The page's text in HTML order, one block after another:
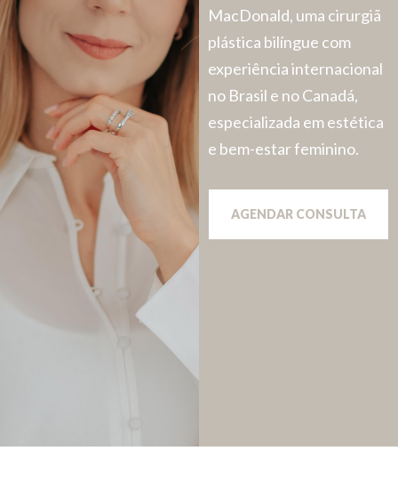
MacDonald, uma cirurgiã
plástica bilíngue com
experiência internacional
no Brasil e no Canadá,
especializada em estética
e bem-estar feminino.
AGENDAR CONSULTA